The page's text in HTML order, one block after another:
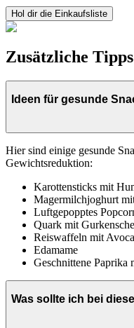
Hol dir die Einkaufsliste
Zusätzliche Tipps
Ideen für gesunde
Hier sind einige gesunde
Gewichtsreduktion:
Karottensticks mit
Magermilchjoghurt
Luftgepopptes
Quark mit
Reiswaffeln mit
Edamame
Geschnittene Paprika
Was sollte ich bei